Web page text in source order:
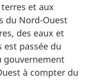
et aux
du Nord-Ouest
des eaux et
est passée du
gouvernement
à compter du